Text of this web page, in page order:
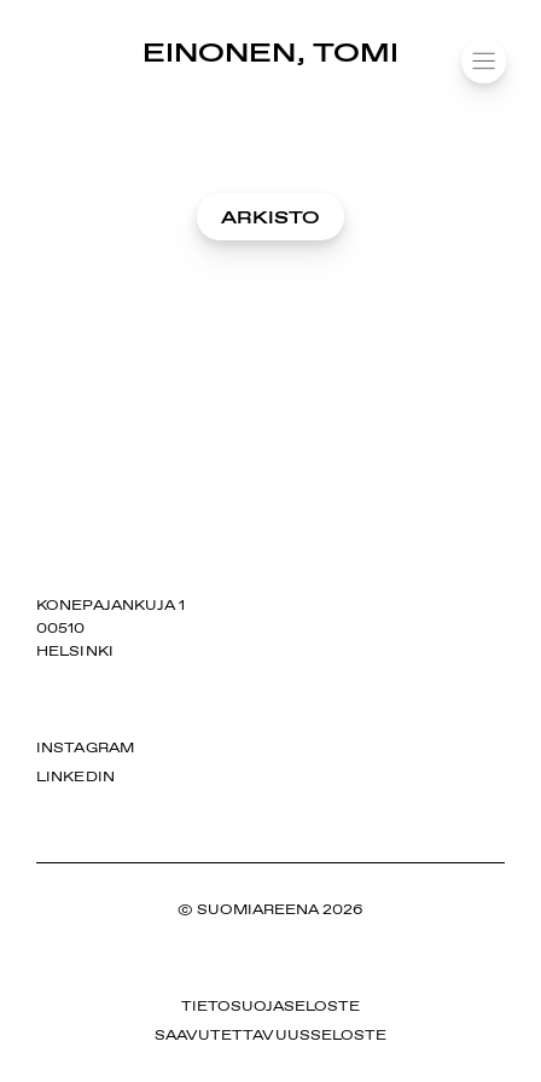
EINONEN, TOMI
ARKISTO
SUOMIAREENA
KONEPAJANKUJA 1
00510
HELSINKI
INSTAGRAM
LINKEDIN
© SUOMIAREENA 2026
TIETOSUOJASELOSTE
SAAVUTETTAVUUSSELOSTE